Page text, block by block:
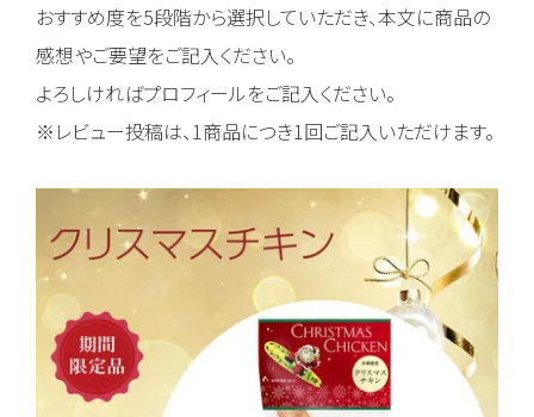
おすすめ度を5段階から選択していただき、本文に商品の
感想やご要望をご記入ください。
よろしければプロフィールをご記入ください。
※レビュー投稿は、1商品につき1回ご記入いただけます。